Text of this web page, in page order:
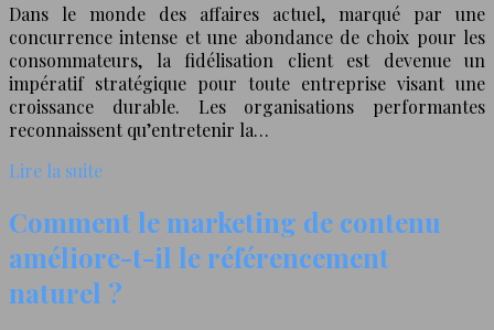
Dans le monde des affaires actuel, marqué par une
concurrence intense et une abondance de choix pour les
consommateurs, la fidélisation client est devenue un
impératif stratégique pour toute entreprise visant une
croissance durable. Les organisations performantes
reconnaissent qu’entretenir la…
Lire la suite
Comment le marketing de contenu
améliore-t-il le référencement
naturel ?